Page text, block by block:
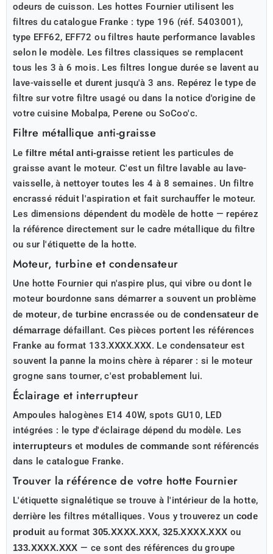
odeurs de cuisson. Les hottes Fournier utilisent les
filtres du catalogue Franke : type 196 (réf. 5403001),
type EFF62, EFF72 ou filtres haute performance lavables
selon le modèle. Les filtres classiques se remplacent
tous les 3 à 6 mois. Les filtres longue durée se lavent au
lave-vaisselle et durent jusqu'à 3 ans. Repérez le type de
filtre sur votre filtre usagé ou dans la notice d'origine de
votre cuisine Mobalpa, Perene ou SoCoo'c.
Filtre métallique anti-graisse
Lefiltre métal anti-graisse retient les particules de
graisse avant le moteur. C'est un filtre lavable au lave-
vaisselle, à nettoyer toutes les 4 à 8 semaines. Un filtre
encrassé réduit l'aspiration et fait surchauffer le moteur.
Les dimensions dépendent du modèle de hotte — repérez
la référence directement sur le cadre métallique du filtre
ou sur l'étiquette de la hotte.
Moteur, turbine et condensateur
Une hotte Fournier qui n'aspire plus, qui vibre ou dont le
moteur bourdonne sans démarrer a souvent un problème
de moteur, de turbine encrassée ou decondensateur de
démarrage défaillant. Ces pièces portent les références
Franke au format 133.XXXX.XXX. Le condensateur est
souvent la panne la moins chère à réparer : si le moteur
grogne sans tourner, c'est probablement lui.
Éclairage et interrupteur
Ampoules halogènes E14 40W, spots GU10, LED
intégrées : le type d'éclairage dépend du modèle. Les
interrupteurs et modules de commande sont référencés
dans le catalogue Franke.
Trouver la référence de votre hotte Fournier
L'étiquette signalétique se trouve à l'intérieur de la hotte,
derrière les filtres métalliques. Vous y trouverez un code
produit au format305.XXXX.XXX, 325.XXXX.XXX ou
133.XXXX.XXX — ce sont des références du groupe